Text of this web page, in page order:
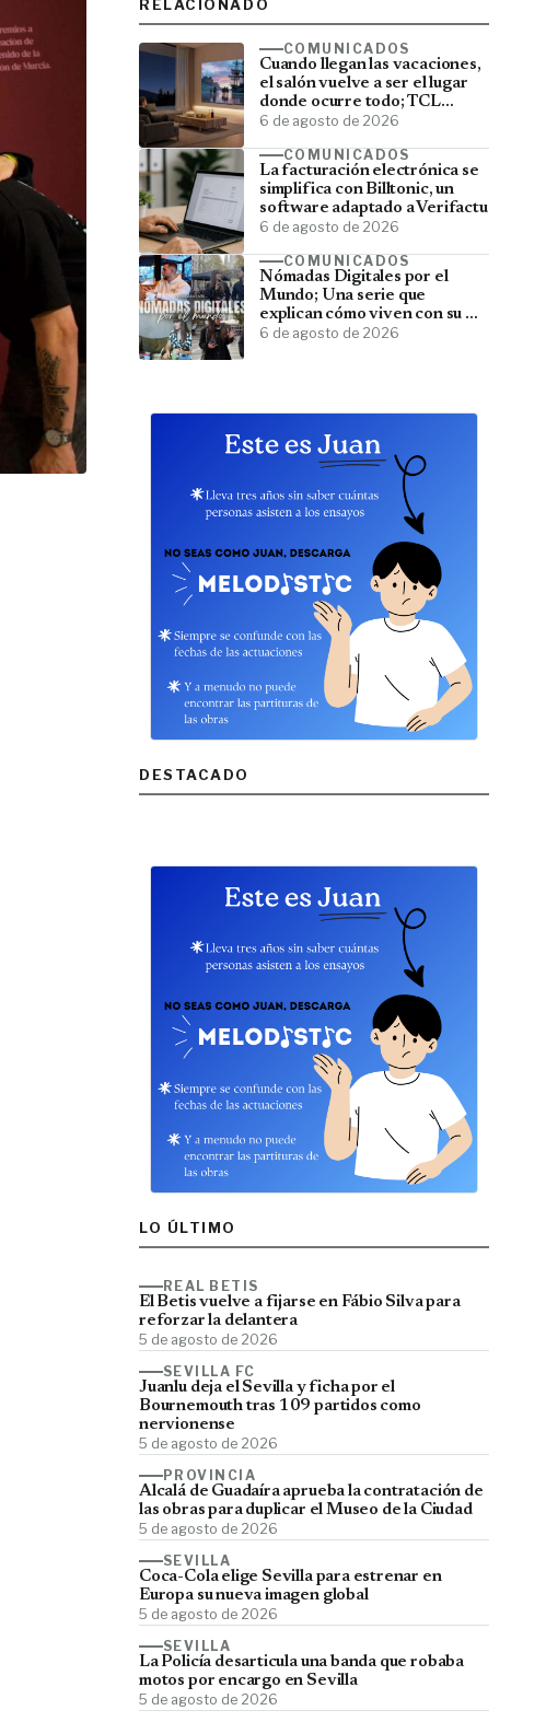
RELACIONADO
COMUNICADOS
Cuando llegan las vacaciones,
el salón vuelve a ser el lugar
donde ocurre todo; TCL
convierte el televisor en el
6 de agosto de 2026
COMUNICADOS
La facturación electrónica se
simplifica con Billtonic, un
software adaptado a Verifactu
6 de agosto de 2026
COMUNICADOS
Nómadas Digitales por el
Mundo; Una serie que
explican cómo viven con su PC
y viajan por el mundo
6 de agosto de 2026
DESTACADO
LO ÚLTIMO
REAL BETIS
El Betis vuelve a fijarse en Fábio Silva para
reforzar la delantera
5 de agosto de 2026
SEVILLA FC
Juanlu deja el Sevilla y ficha por el
Bournemouth tras 109 partidos como
nervionense
5 de agosto de 2026
PROVINCIA
Alcalá de Guadaíra aprueba la contratación de
las obras para duplicar el Museo de la Ciudad
5 de agosto de 2026
SEVILLA
Coca-Cola elige Sevilla para estrenar en
Europa su nueva imagen global
5 de agosto de 2026
SEVILLA
La Policía desarticula una banda que robaba
motos por encargo en Sevilla
5 de agosto de 2026